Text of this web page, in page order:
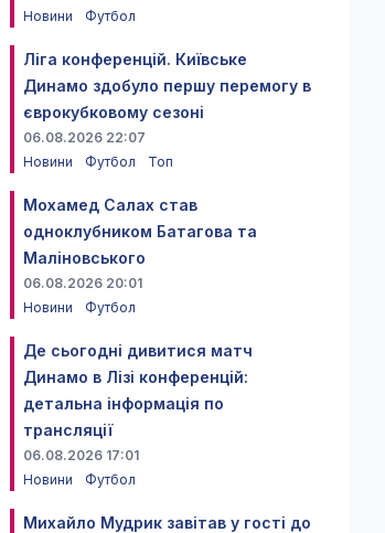
Новини
Футбол
Ліга конференцій. Київське
Динамо здобуло першу перемогу в
єврокубковому сезоні
06.08.2026 22:07
Новини
Футбол Топ
Мохамед Салах став
одноклубником Батагова та
Маліновського
06.08.2026 20:01
Новини
Футбол
Де сьогодні дивитися матч
Динамо в Лізі конференцій:
детальна інформація по
трансляції
06.08.2026 17:01
Новини
Футбол
Михайло Мудрик завітав у гості до